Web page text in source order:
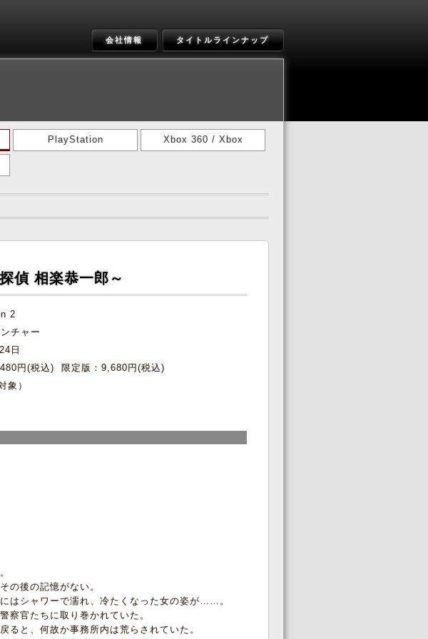
会社情報 タイトルラインナップ
PlayStation Xbox 360 / Xbox
偵 相楽恭一郎～
2
チャー
日
円(税込) 限定版：9,680円(税込)
象）
の後の記憶がない。
はシャワーで濡れ、冷たくなった女の姿が……。
察官たちに取り巻かれていた。
ると、何故か事務所内は荒らされていた。